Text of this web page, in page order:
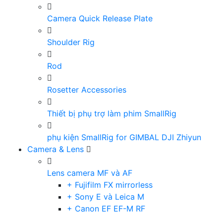
Camera Quick Release Plate
Shoulder Rig
Rod
Rosetter Accessories
Thiết bị phụ trợ làm phim SmallRig
phụ kiện SmallRig for GIMBAL DJI Zhiyun
Camera & Lens
Lens camera MF và AF
+ Fujifilm FX mirrorless
+ Sony E và Leica M
+ Canon EF EF-M RF